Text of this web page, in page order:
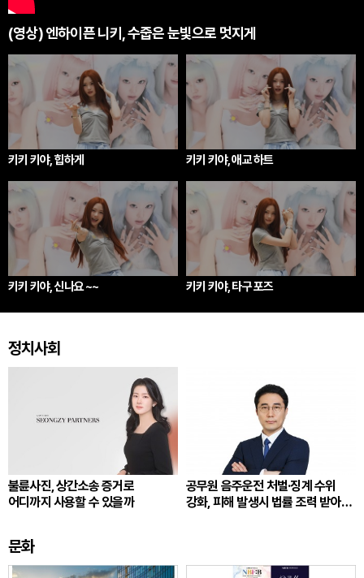
(영상) 엔하이픈 니키, 수줍은 눈빛으로 멋지게
키키 키야, 힙하게 키키 키야, 애교 하트
키키 키야, 신나요 ~~ 키키 키야, 타구 포즈
정치사회
불륜사진, 상간소송 증거로
어디까지 사용할 수 있을까
공무원 음주운전 처벌·징계 수위
강화, 피해 발생시 법률 조력 받아
문화